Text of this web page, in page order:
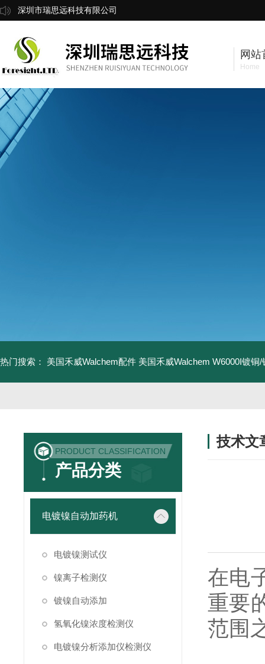
深圳市瑞思远科技有限公司
网站
Home
热门搜索： 美国禾威Walchem配件 美国禾威Walchem W6000I镀铜
PRODUCT CLASSIFICATION
产品分类
电镀镍自动加药机
电镀镍测试仪
镍离子检测仪
镀镍自动添加
氢氧化镍浓度检测仪
电镀镍分析添加仪检测仪
技术文
在电
重要
范围